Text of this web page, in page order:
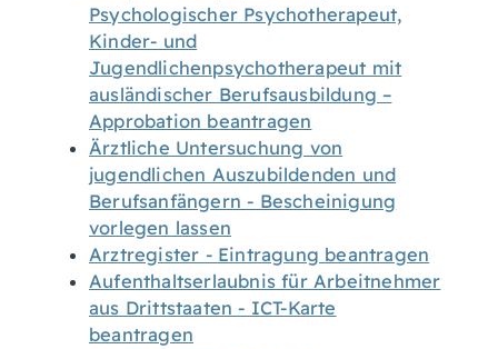
Psychologischer Psychotherapeut,
Kinder- und
Jugendlichenpsychotherapeut mit
ausländischer Berufsausbildung –
Approbation beantragen
Ärztliche Untersuchung von
jugendlichen Auszubildenden und
Berufsanfängern - Bescheinigung
vorlegen lassen
Arztregister - Eintragung beantragen
Aufenthaltserlaubnis für Arbeitnehmer
aus Drittstaaten - ICT-Karte
beantragen